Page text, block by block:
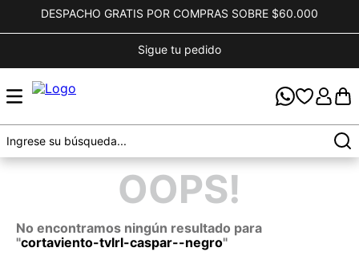
DESPACHO GRATIS POR COMPRAS SOBRE $60.000
Sigue tu pedido
OOPS!
No encontramos ningún resultado para
"cortaviento-tvlrl-caspar--negro"